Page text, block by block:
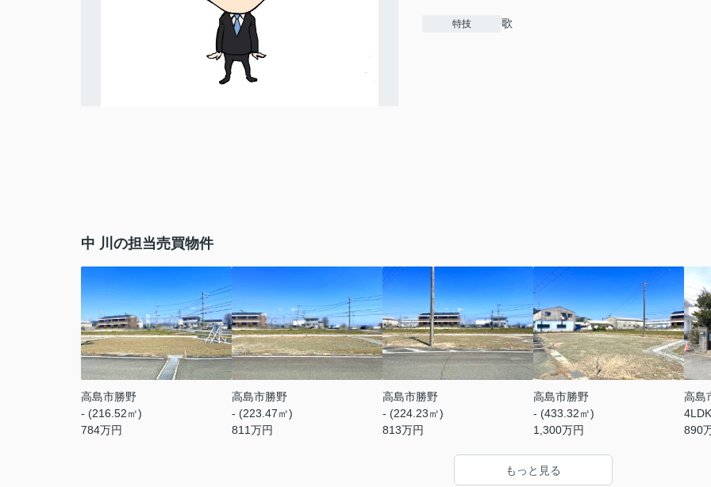
特技 歌
中 川の担当売買物件
高島市勝野
- (216.52㎡)
784万円
高島市勝野
- (223.47㎡)
811万円
高島市勝野
- (224.23㎡)
813万円
高島市勝野
- (433.32㎡)
1,300万円
高島
890
もっと見る